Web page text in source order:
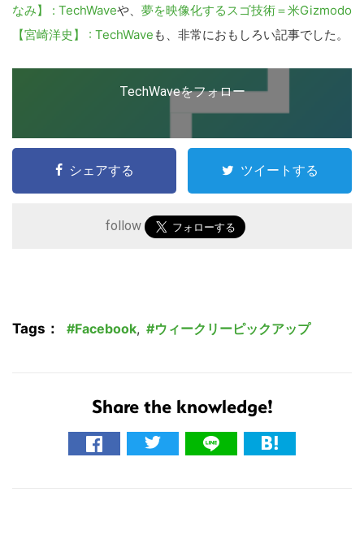
なみ】 : TechWaveや、 夢を映像化するスゴ技術＝米Gizmodo
【宮崎洋史】 : TechWave も、非常におもしろい記事でした。
TechWaveをフォロー
シェアする ツイートする
follow
Tags： Facebook, ウィークリーピックアップ
Share the knowledge!
イ
を